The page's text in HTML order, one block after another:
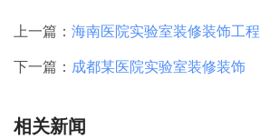
上一篇： 海南医院实验室装修装饰工程
下一篇： 成都某医院实验室装修装饰
相关新闻